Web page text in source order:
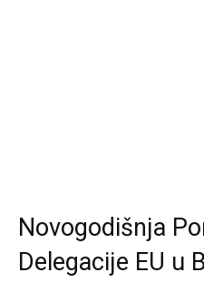
Novogodišnja
Delegacije EU u